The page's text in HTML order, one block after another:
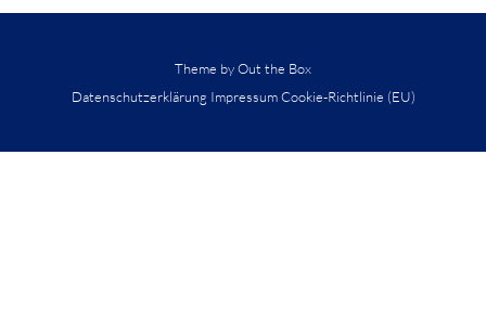
Theme byOut the Box
Datenschutzerklärung Impressum Cookie-Richtlinie (EU)